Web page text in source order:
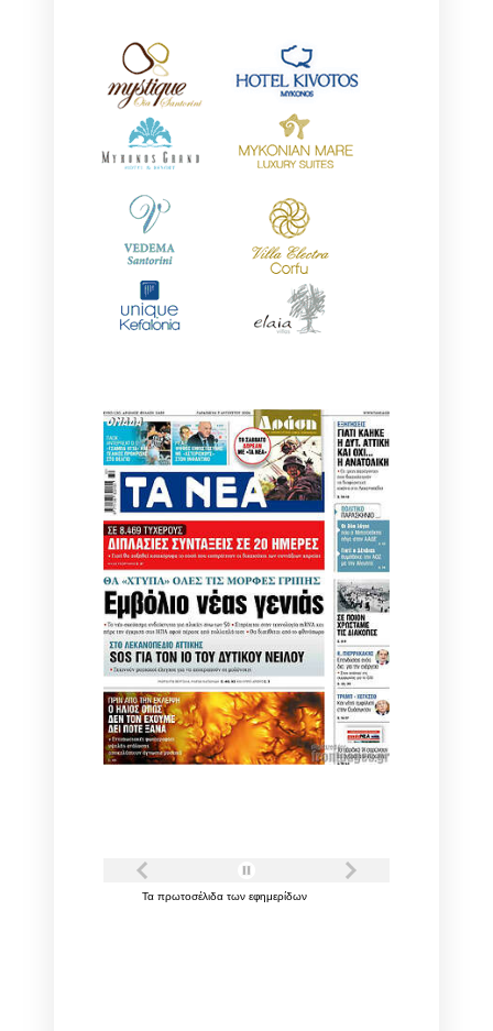
Τα πρωτοσέλιδα των εφημερίδων